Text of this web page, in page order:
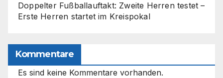
Doppelter Fußballauftakt: Zweite Herren testet –
Erste Herren startet im Kreispokal
Kommentare
Es sind keine Kommentare vorhanden.